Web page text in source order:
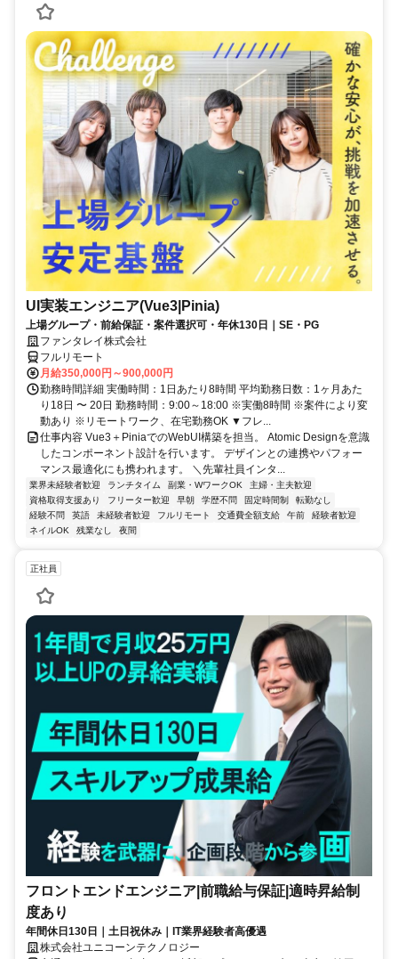
UI実装エンジニア(Vue3|Pinia)
上場グループ・前給保証・案件選択可・年休130日｜SE・PG
ファンタレイ株式会社
フルリモート
月給350,000円～900,000円
勤務時間詳細 実働時間：1日あたり8時間 平均勤務日数：1ヶ月あた
り18日 〜 20日 勤務時間：9:00～18:00 ※実働8時間 ※案件により変
動あり ※リモートワーク、在宅勤務OK ▼フレ...
仕事内容 Vue3＋PiniaでのWebUI構築を担当。 Atomic Designを意識
したコンポーネント設計を行います。 デザインとの連携やパフォー
マンス最適化にも携われます。 ＼先輩社員インタ...
業界未経験者歓迎 ランチタイム 副業・WワークOK
主婦・主夫歓迎
資格取得支援あり
フリーター歓迎 早朝 学歴不問 固定時間制
転勤なし
経験不問
英語 未経験者歓迎 フルリモート 交通費全額支給 午前
経験者歓迎
ネイルOK
残業なし 夜間
正社員
フロントエンドエンジニア|前職給与保証|適時昇給制
度あり
年間休日130日｜土日祝休み｜IT業界経験者高優遇
株式会社ユニコーンテクノロジー